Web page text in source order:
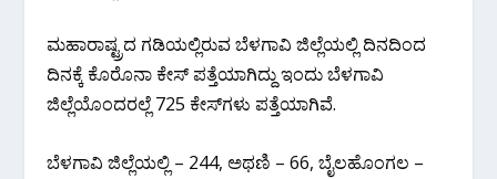
ಮಹಾರಾಷ್ಟ್ರದ ಗಡಿಯಲ್ಲಿರುವ ಬೆಳಗಾವಿ ಜಿಲ್ಲೆಯಲ್ಲಿ ದಿನದಿಂದ
ದಿನಕ್ಕೆ ಕೊರೊನಾ ಕೇಸ್ ಪತ್ತೆಯಾಗಿದ್ದು ಇಂದು ಬೆಳಗಾವಿ
ಜಿಲ್ಲೆಯೊಂದರಲ್ಲೆ 725 ಕೇಸ್‌ಗಳು ಪತ್ತೆಯಾಗಿವೆ.
ಬೆಳಗಾವಿ ಜಿಲ್ಲೆಯಲ್ಲಿ – 244, ಅಥಣಿ – 66, ಬೈಲಹೊಂಗಲ –